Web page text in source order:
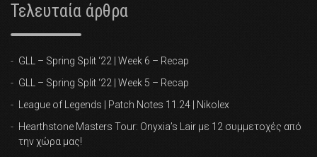
Τελευταία άρθρα
GLL – Spring Split ‘22 | Week 6 – Recap
GLL – Spring Split ‘22 | Week 5 – Recap
League of Legends | Patch Notes 11.24 | Nikolex
Hearthstone Masters Tour: Onyxia’s Lair με 12 συμμετοχές από
την χώρα μας!